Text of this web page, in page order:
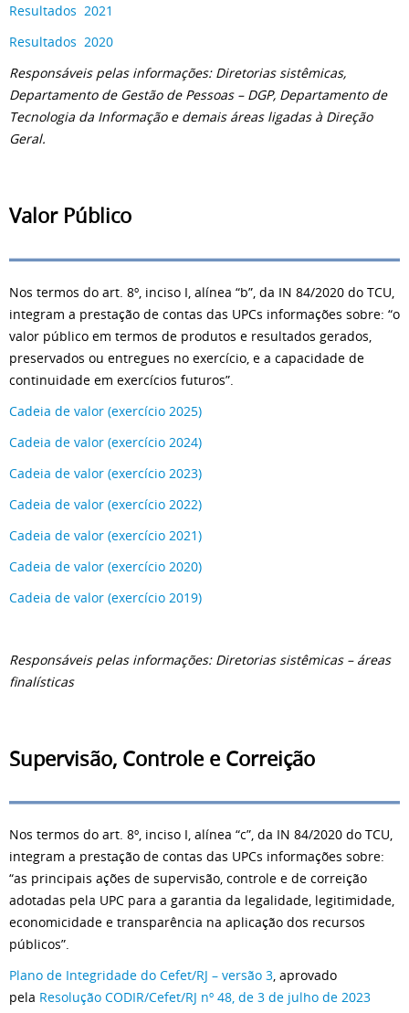
Resultados 2021
Resultados 2020
Responsáveis pelas informações: Diretorias sistêmicas,
Departamento de Gestão de Pessoas – DGP, Departamento de
Tecnologia da Informação e demais áreas ligadas à Direção
Geral.
Valor Público
Nos termos do art. 8º, inciso I, alínea “b”, da IN 84/2020 do TCU,
integram a prestação de contas das UPCs informações sobre: “o
valor público em termos de produtos e resultados gerados,
preservados ou entregues no exercício, e a capacidade de
continuidade em exercícios futuros”.
Cadeia de valor (exercício 2025)
Cadeia de valor (exercício 2024)
Cadeia de valor (exercício 2023)
Cadeia de valor (exercício 2022)
Cadeia de valor (exercício 2021)
Cadeia de valor (exercício 2020)
Cadeia de valor (exercício 2019)
Responsáveis pelas informações: Diretorias sistêmicas – áreas
finalísticas
Supervisão, Controle e Correição
Nos termos do art. 8º, inciso I, alínea “c”, da IN 84/2020 do TCU,
integram a prestação de contas das UPCs informações sobre:
“as principais ações de supervisão, controle e de correição
adotadas pela UPC para a garantia da legalidade, legitimidade,
economicidade e transparência na aplicação dos recursos
públicos”.
Plano de Integridade do Cefet/RJ – versão 3, aprovado
pela Resolução CODIR/Cefet/RJ nº 48, de 3 de julho de 2023